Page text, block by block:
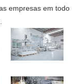
empresas em todo